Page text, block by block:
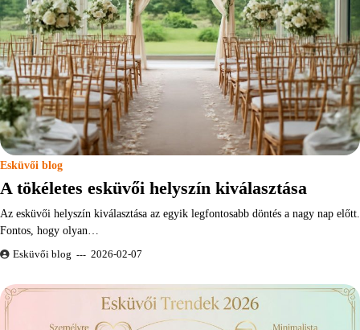
Esküvői blog
A tökéletes esküvői helyszín kiválasztása
Az esküvői helyszín kiválasztása az egyik legfontosabb döntés a nagy nap előtt.
Fontos, hogy olyan…
Esküvői blog 2026-02-07